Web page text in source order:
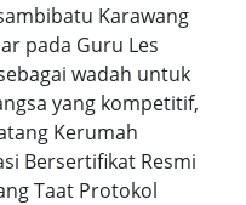
Karawang
pada Guru Les
wadah untuk
yang kompetitif,
Kerumah
Bersertifikat Resmi
Taat Protokol